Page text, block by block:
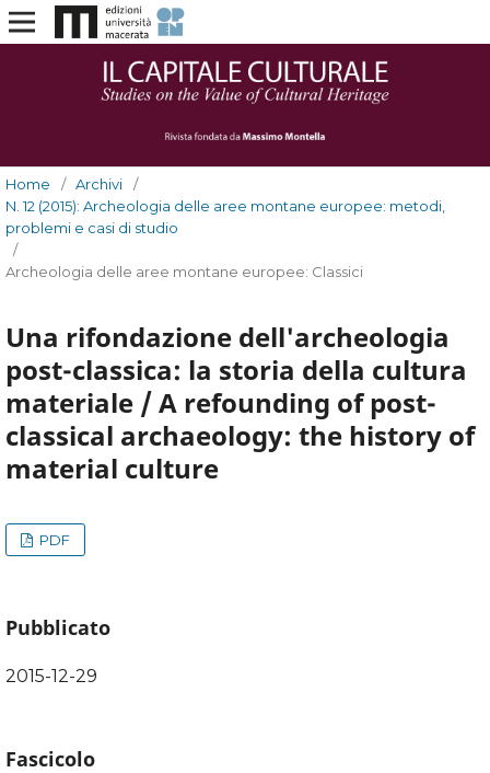
Home / Archivi
/
N. 12 (2015): Archeologia delle aree montane europee: metodi,
problemi e casi di studio
/
Archeologia delle aree montane europee: Classici
Una rifondazione dell'archeologia
post-classica: la storia della cultura
materiale / A refounding of post-
classical archaeology: the history of
material culture
PDF
Pubblicato
2015-12-29
Fascicolo